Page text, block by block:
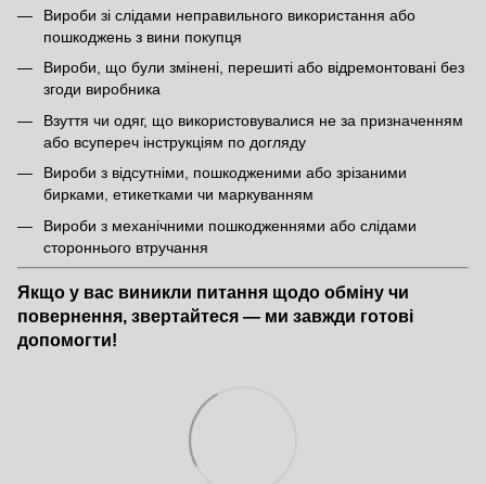
Вироби зі слідами неправильного використання або
пошкоджень з вини покупця
Вироби, що були змінені, перешиті або відремонтовані без
згоди виробника
Взуття чи одяг, що використовувалися не за призначенням
або всупереч інструкціям по догляду
Вироби з відсутніми, пошкодженими або зрізаними
бирками, етикетками чи маркуванням
Вироби з механічними пошкодженнями або слідами
стороннього втручання
Якщо у вас виникли питання щодо обміну чи
повернення, звертайтеся — ми завжди готові
допомогти!